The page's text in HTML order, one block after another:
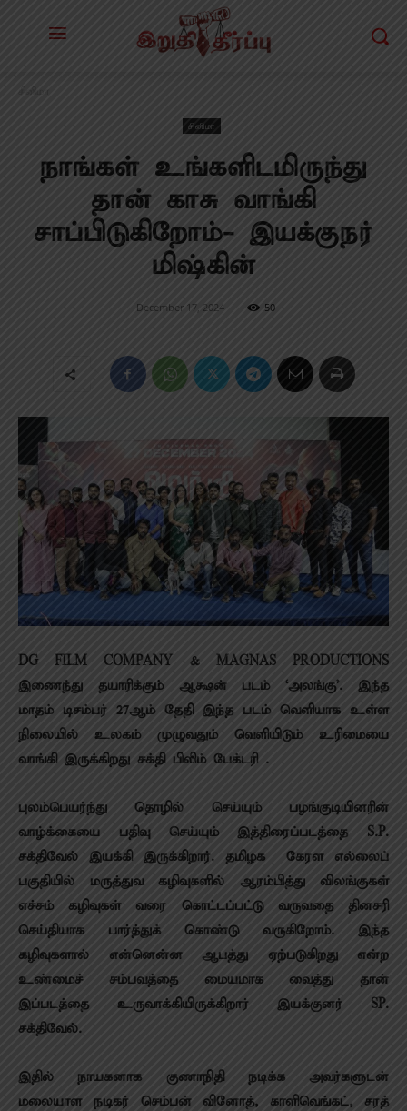
சினிமா
நாங்கள் உங்களிடமிருந்து
தான் காசு வாங்கி
சாப்பிடுகிறோம்- இயக்குநர்
மிஷ்கின்
December 17, 2024 50
DG FILM COMPANY & MAGNAS PRODUCTIONS
இணைந்து தயாரிக்கும் ஆக்ஷன் படம் ‘அலங்கு’. இந்த
மாதம் டிசம்பர் 27ஆம் தேதி இந்த படம் வெளியாக உள்ள
நிலையில் உலகம் முழுவதும் வெளியிடும் உரிமையை
வாங்கி இருக்கிறது சக்தி பிலிம் பேக்டரி .
புலம்பெயர்ந்து தொழில் செய்யும் பழங்குடியினரின்
வாழ்க்கையை பதிவு செய்யும் இத்திரைப்படத்தை S.P.
சக்திவேல் இயக்கி இருக்கிறார். தமிழக – கேரள எல்லைப்
பகுதியில் மருத்துவ கழிவுகளில் ஆரம்பித்து விலங்குகள்
எச்சம் கழிவுகள் வரை கொட்டப்பட்டு வருவதை தினசரி
செய்தியாக பார்த்துக் கொண்டு வருகிறோம். இந்த
கழிவுகளால் என்னென்ன ஆபத்து ஏற்படுகிறது என்ற
உண்மைச் சம்பவத்தை மையமாக வைத்து தான்
இப்படத்தை உருவாக்கியிருக்கிறார் இயக்குனர் SP.
சக்திவேல்.
இதில் நாயகனாக குணாநிதி நடிக்க அவர்களுடன்
மலையாள நடிகர் செம்பன் வினோத், காளிவெங்கட், சரத்